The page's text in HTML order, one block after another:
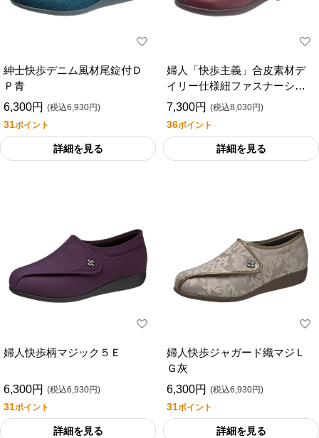
紳士快歩デニム風材尾錠付Ｄ
Ｐ青
6,300円 (税込6,930円)
31ポイント
詳細を見る
婦人「快歩主義」合皮素材デ
イリー仕様紐ファスナーシュ
ーズ３ＥＫＨＳＬ１３５外出
7,300円 (税込8,030円)
36ポイント
詳細を見る
婦人快歩柄マジック５Ｅ
6,300円 (税込6,930円)
31ポイント
詳細を見る
婦人快歩ジャガード織マジＬ
Ｇ灰
6,300円 (税込6,930円)
31ポイント
詳細を見る